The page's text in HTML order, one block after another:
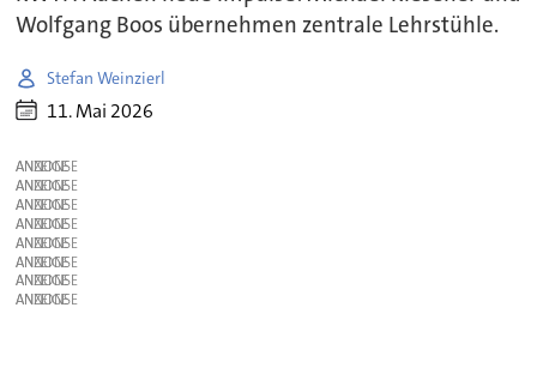
Wolfgang Boos übernehmen zentrale Lehrstühle.
Stefan Weinzierl
11. Mai 2026
ANZEIGE
ANZEIGE
ANZEIGE
ANZEIGE
ANZEIGE
ANZEIGE
ANZEIGE
ANZEIGE